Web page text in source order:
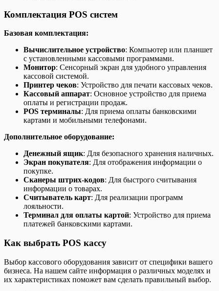
Комплектация POS систем
Базовая комплектация:
Вычислительное устройство: Компьютер или планшет
с установленными кассовыми программами.
Монитор: Сенсорный экран для удобного управления
кассовой системой.
Принтер чеков: Устройство для печати кассовых чеков.
Кассовый аппарат: Основное устройство для приема
оплаты и регистрации продаж.
POS терминалы: Для приема оплаты банковскими
картами и мобильными телефонами.
Дополнительное оборудование:
Денежный ящик: Для безопасного хранения наличных.
Экран покупателя: Для отображения информации о
покупке.
Сканеры штрих-кодов: Для быстрого считывания
информации о товарах.
Считыватель карт: Для реализации программ
лояльности.
Терминал для оплаты картой: Устройство для приема
платежей банковскими картами.
Как выбрать POS кассу
Выбор кассового оборудования зависит от специфики вашего
бизнеса. На нашем сайте информация о различных моделях и
их характеристиках поможет вам сделать правильный выбор.